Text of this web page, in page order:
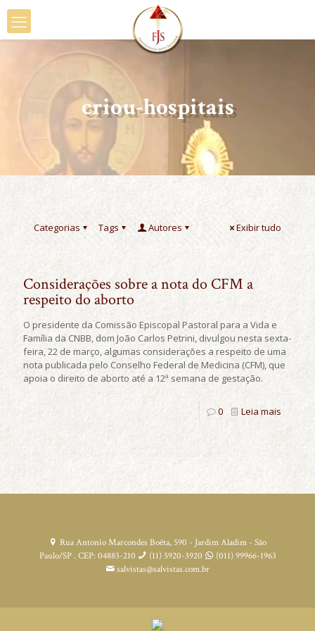
criou-hospitais
Categorias Tags Autores Exibir tudo
Considerações sobre a nota do CFM a
respeito do aborto
O presidente da Comissão Episcopal Pastoral para a Vida e
Família da CNBB, dom João Carlos Petrini, divulgou nesta sexta-
feira, 22 de março, algumas considerações a respeito de uma
nota publicada pelo Conselho Federal de Medicina (CFM), que
apoia o direito de aborto até a 12ª semana de gestação.
0 Leia mais
Rua Antonio Marcondes Boêta, 590 - Jardim Aladim - São
Paulo/SP . CEP: 04883-210
(11) 5920-3920
(011) 99966-1963
salvistas@salvistas.com.br